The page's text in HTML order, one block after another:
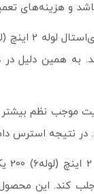
و هزینه‌های
همین دلیل در
موجب نظم
در نتیجه استرس
جلب کند. این